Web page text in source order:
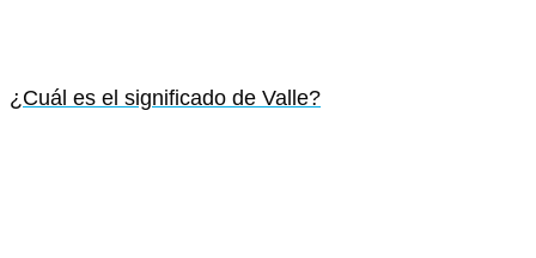
¿Cuál es el significado de Valle?